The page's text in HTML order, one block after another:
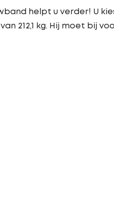
helpt u verder! U
212,1 kg. Hij moet bij